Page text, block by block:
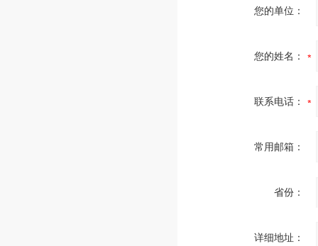
您的单位：
您的姓名：
联系电话：
常用邮箱：
省份：
详细地址：